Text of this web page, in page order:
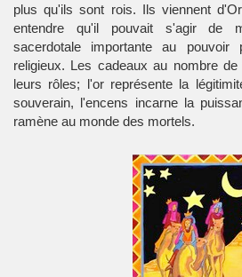
plus qu'ils sont rois. Ils viennent
entendre qu'il pouvait s'agir de
sacerdotale importante au pouvoir
religieux. Les cadeaux au nombre
leurs rôles; l'or représente la
souverain, l'encens incarne la
ramène au monde des mortels.